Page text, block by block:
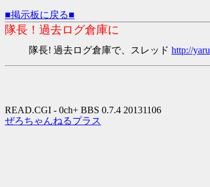
■掲示板に戻る■
隊長！過去ログ倉庫に
隊長! 過去ログ倉庫で、スレッド http://
READ.CGI - 0ch+ BBS 0.7.4 20131106
ぜろちゃんねるプラス